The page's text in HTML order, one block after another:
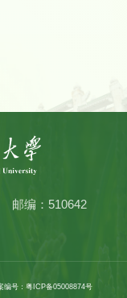
邮编：510642
编号：粤ICP备05008874号